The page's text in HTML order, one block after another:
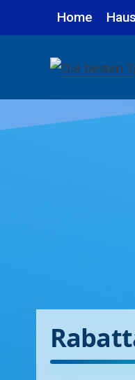
Inhalt
Home